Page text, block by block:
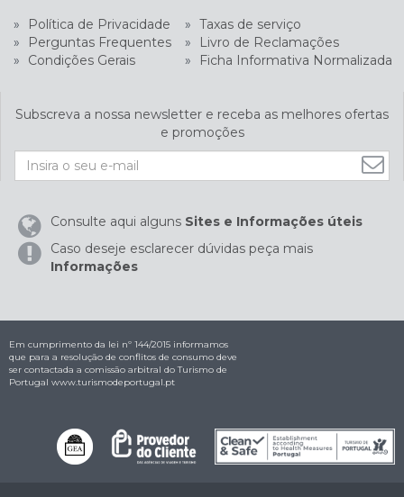
» Política de Privacidade » Taxas de serviço
»
Perguntas Frequentes »
Livro de Reclamações
»
Condições Gerais » Ficha Informativa Normalizada
Subscreva a nossa newsletter e receba as melhores ofertas
e promoções
Consulte aqui alguns Sites e Informações úteis
Caso deseje esclarecer dúvidas peça mais
Informações
Em cumprimento da lei nº 144/2015 informamos
que para a resolução de conflitos de consumo deve
ser contactada a comissão arbitral do Turismo de
Portugal www.turismodeportugal.pt